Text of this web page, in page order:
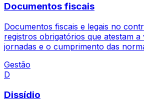
Documentos fiscais
Documentos fiscais e legais no
registros obrigatórios que atestam a
jornadas e o cumprimento das
Gestão
D
Dissídio